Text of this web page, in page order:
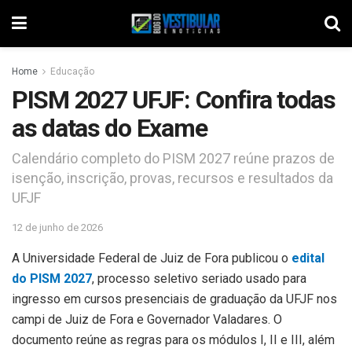
Home Educação
PISM 2027 UFJF: Confira todas
as datas do Exame
Calendário completo do PISM 2027 reúne prazos de
isenção, inscrição, provas, recursos e resultados da
UFJF
12 de junho de 2026
A Universidade Federal de Juiz de Fora publicou o edital
do PISM 2027, processo seletivo seriado usado para
ingresso em cursos presenciais de graduação da UFJF nos
campi de Juiz de Fora e Governador Valadares. O
documento reúne as regras para os módulos I, II e III, além